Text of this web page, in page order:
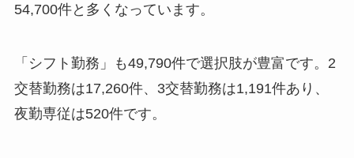
54,700件と多くなっています。
「シフト勤務」も49,790件で選択肢が豊富です。2
交替勤務は17,260件、3交替勤務は1,191件あり、
夜勤専従は520件です。